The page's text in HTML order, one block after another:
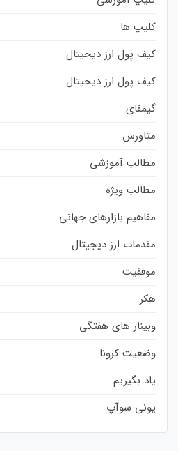
کلیپ ها
کیف پول ارز دیجیتال
کیف پول ارز دیجیتال
گیمفای
متاورس
مطالب آموزشی
مطالب ویژه
مفاهیم بازارهای جهانی
مقدمات ارز دیجیتال
موفقیت
هکر
وبینار های هفتگی
وضعیت کرونا
یاد بگیریم
یونی سوآپ